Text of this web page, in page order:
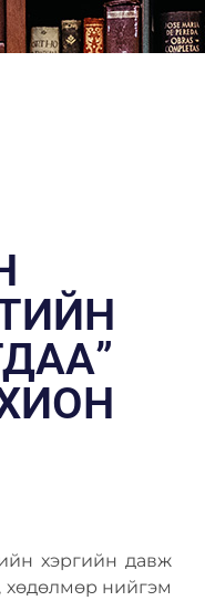
хэргийн давж
хөдөлмөр нийгэм